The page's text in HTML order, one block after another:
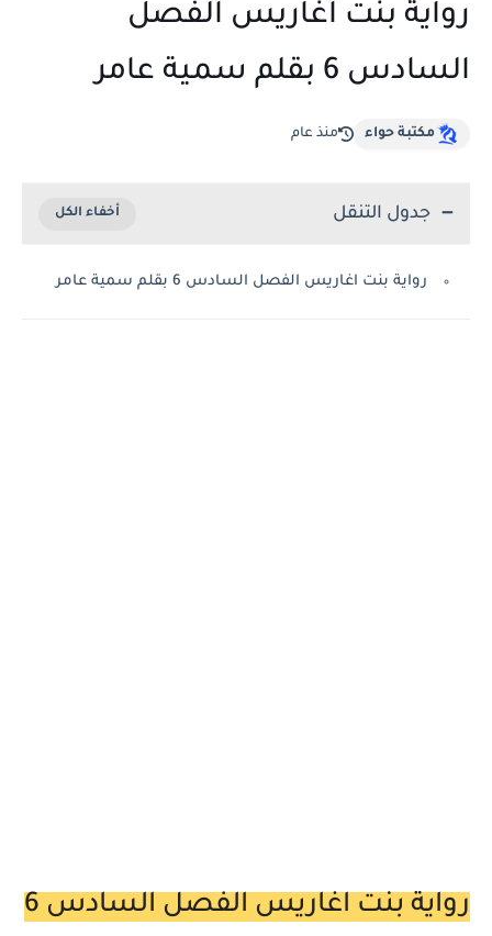
رواية بنت اغاريس الفصل
السادس 6 بقلم سمية عامر
مكتبة حواء منذ عام
جدول التنقل
رواية بنت اغاريس الفصل السادس 6 بقلم سمية عامر
رواية بنت اغاريس الفصل السادس 6